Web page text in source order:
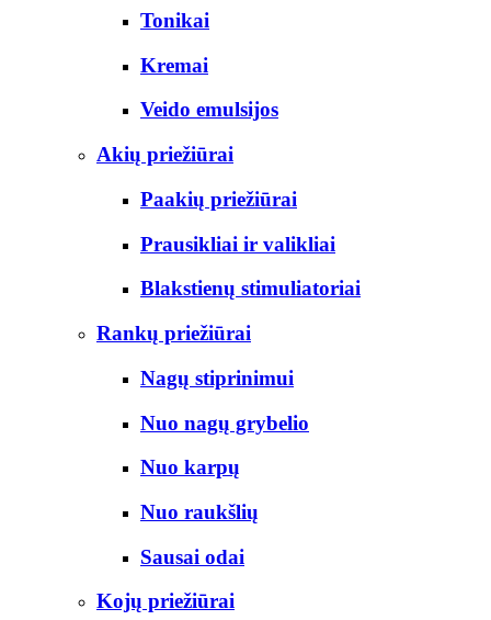
Tonikai
Kremai
Veido emulsijos
Akių priežiūrai
Paakių priežiūrai
Prausikliai ir valikliai
Blakstienų stimuliatoriai
Rankų priežiūrai
Nagų stiprinimui
Nuo nagų grybelio
Nuo karpų
Nuo raukšlių
Sausai odai
Kojų priežiūrai